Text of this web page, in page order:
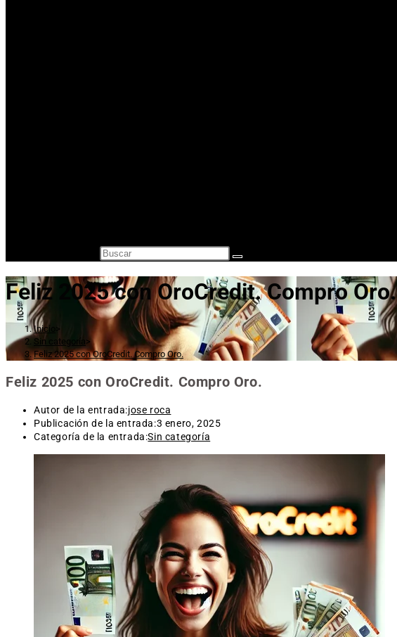
Feliz 2025 con OroCredit. Compro Oro.
Inicio
>
Sin categoría >
Feliz 2025 con OroCredit. Compro Oro.
Feliz 2025 con OroCredit. Compro Oro.
Autor de la entrada:jose roca
Publicación de la entrada:3 enero, 2025
Categoría de la entrada:Sin categoría